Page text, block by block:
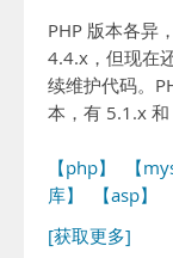
PHP 版本各异
4.4.x，但现在
续维护代码。
本，有 5.1.x 和
【php】 【
库】
【asp】
[获取更多]